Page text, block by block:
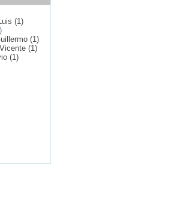
(1)
(1)
(1)
(1)